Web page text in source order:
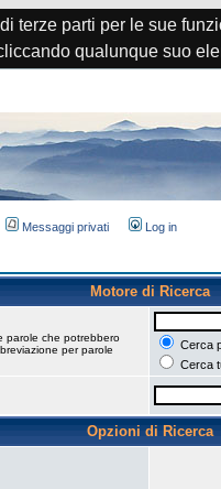
terze parti per le sue
qualunque suo
Messaggi privati Log in
Motore di Ricerca
parole che potrebbero
per parole
Cerca
Cerca
Opzioni di Ricerca